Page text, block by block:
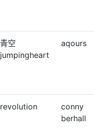
青空
jumpingheart
aqours
revolution
conny
berhall